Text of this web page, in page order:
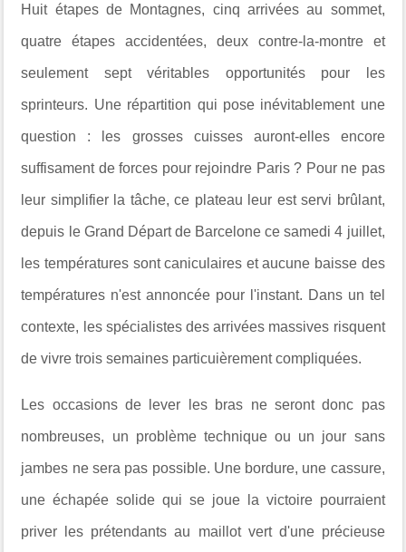
Huit étapes de Montagnes, cinq arrivées au sommet,
quatre étapes accidentées, deux contre-la-montre et
seulement sept véritables opportunités pour les
sprinteurs. Une répartition qui pose inévitablement une
question : les grosses cuisses auront-elles encore
suffisament de forces pour rejoindre Paris ? Pour ne pas
leur simplifier la tâche, ce plateau leur est servi brûlant,
depuis le Grand Départ de Barcelone ce samedi 4 juillet,
les températures sont caniculaires et aucune baisse des
températures n'est annoncée pour l'instant. Dans un tel
contexte, les spécialistes des arrivées massives risquent
de vivre trois semaines particuièrement compliquées.
Les occasions de lever les bras ne seront donc pas
nombreuses, un problème technique ou un jour sans
jambes ne sera pas possible. Une bordure, une cassure,
une échapée solide qui se joue la victoire pourraient
priver les prétendants au maillot vert d'une précieuse